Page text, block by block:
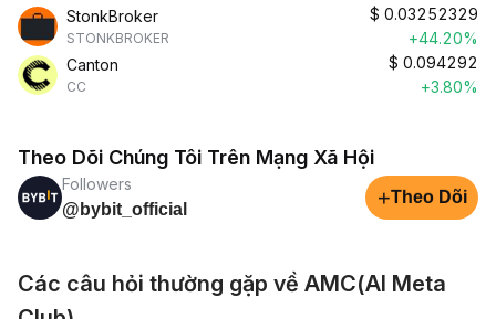
StonkBroker
STONKBROKER
$ 0.03252329
+44.20%
Canton
CC
$ 0.094292
+3.80%
Theo Dõi Chúng Tôi Trên Mạng Xã Hội
Followers
@bybit_official
+Theo Dõi
Các câu hỏi thường gặp về AMC(AI Meta